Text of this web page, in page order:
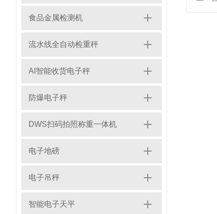
食品金属检测机
流水线全自动检重秤
AI智能收货电子秤
防爆电子秤
DWS扫码拍照称重一体机
电子地磅
电子吊秤
智能电子天平